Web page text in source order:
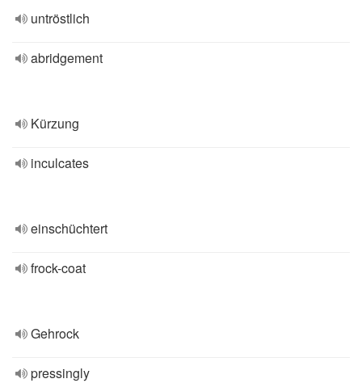
untröstlich
abridgement
Kürzung
inculcates
einschüchtert
frock-coat
Gehrock
pressingly